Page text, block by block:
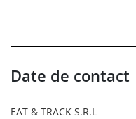
Date de contact
EAT & TRACK S.R.L